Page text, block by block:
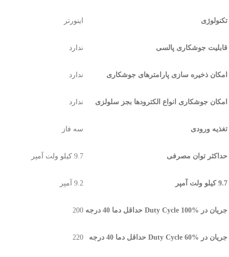
تکنولوژی اینورتر
قابلیت جوشکاری پالسی ندارد
امکان ذخیره سازی پارامترهای جوشکاری ندارد
امکان جوشکاری انواع الکترودها بجز سلولزی ندارد
تغذیه ورودی سه فاز
حداکثر توان مصرفی 9.7 کیلو ولت آمپر
9.7 کیلو ولت آمپر 9.2 آمپر
جریان در %Duty Cycle 100 حداقل دما 40 درجه 200
جریان در %Duty Cycle 60 حداقل دما 40 درجه 220